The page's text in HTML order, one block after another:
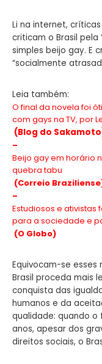
Li na internet,
criticam o Brasil pela
simples beijo gay. E
“socialmente
Leia também:
O final da novela foi
com gays na TV, por
(Blog do
–
Beijo gay em horário
quebra tabu
(Correio
–
Estudiosos e
para a sociedade e
(O Globo)
Equivocam-se esses
Brasil proceda mais
conquista das
humanos e da
qualidade: quando o
anos, apesar dos
direitos sociais, o